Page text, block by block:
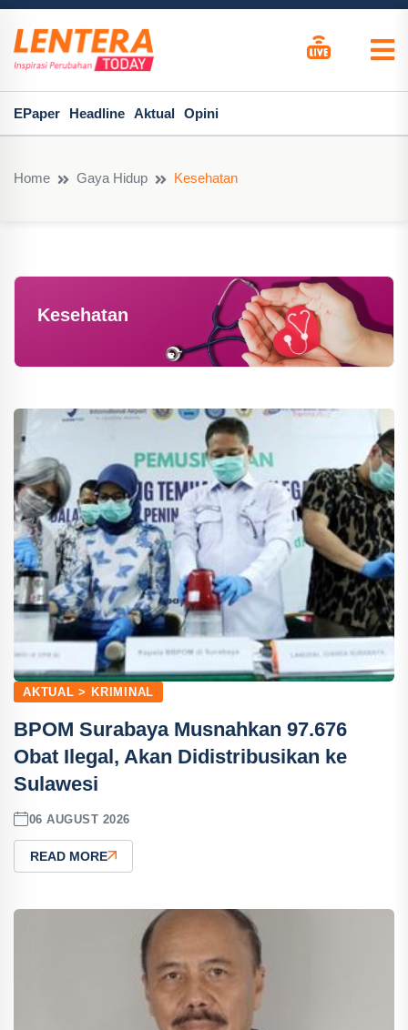
EPaper Headline Aktual Opini
Home Gaya Hidup Kesehatan
Kesehatan
AKTUAL > KRIMINAL
BPOM Surabaya Musnahkan 97.676
Obat Ilegal, Akan Didistribusikan ke
Sulawesi
06 AUGUST 2026
READ MORE